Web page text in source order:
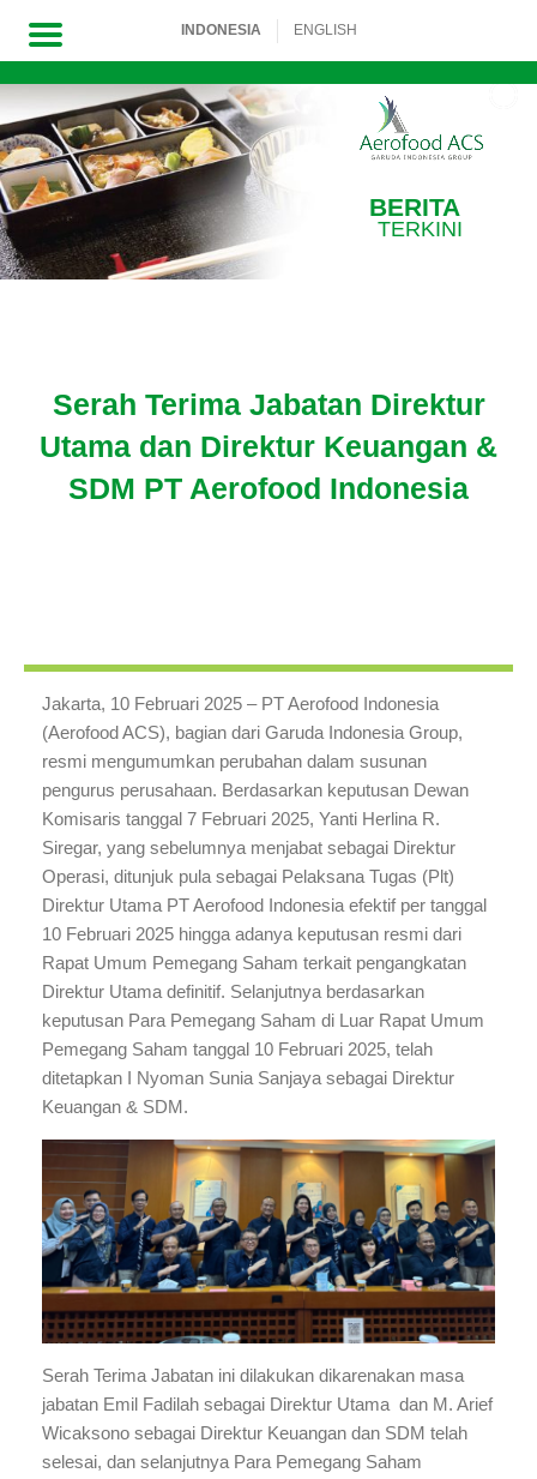
Skip
to
content
BERITA
TERKINI
INDONESIA ENGLISH
Serah Terima Jabatan Direktur
Utama dan Direktur Keuangan &
SDM PT Aerofood Indonesia
Jakarta, 10 Februari 2025 – PT Aerofood Indonesia
(Aerofood ACS), bagian dari Garuda Indonesia Group,
resmi mengumumkan perubahan dalam susunan
pengurus perusahaan. Berdasarkan keputusan Dewan
Komisaris tanggal 7 Februari 2025, Yanti Herlina R.
Siregar, yang sebelumnya menjabat sebagai Direktur
Operasi, ditunjuk pula sebagai Pelaksana Tugas (Plt)
Direktur Utama PT Aerofood Indonesia efektif per tanggal
10 Februari 2025 hingga adanya keputusan resmi dari
Rapat Umum Pemegang Saham terkait pengangkatan
Direktur Utama definitif. Selanjutnya berdasarkan
keputusan Para Pemegang Saham di Luar Rapat Umum
Pemegang Saham tanggal 10 Februari 2025, telah
ditetapkan I Nyoman Sunia Sanjaya sebagai Direktur
Keuangan & SDM.
Serah Terima Jabatan ini dilakukan dikarenakan masa
jabatan Emil Fadilah sebagai Direktur Utama dan M. Arief
Wicaksono sebagai Direktur Keuangan dan SDM telah
selesai, dan selanjutnya Para Pemegang Saham